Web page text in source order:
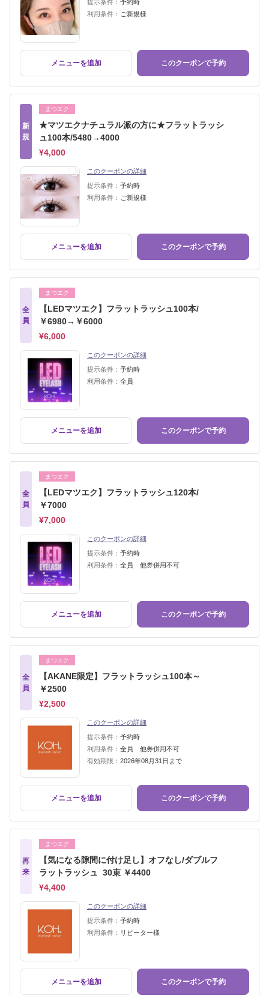
提示条件： 予約時
利用条件： ご新規様
メニューを追加 このクーポンで予約
新
規
まつエク
★マツエクナチュラル派の方に★フラットラッシ
ュ100本/5480→4000
¥4,000
このクーポンの詳細
提示条件： 予約時
利用条件： ご新規様
メニューを追加 このクーポンで予約
全
員
まつエク
【LEDマツエク】フラットラッシュ100本/
￥6980→￥6000
¥6,000
このクーポンの詳細
提示条件： 予約時
利用条件： 全員
メニューを追加 このクーポンで予約
全
員
まつエク
【LEDマツエク】フラットラッシュ120本/
￥7000
¥7,000
このクーポンの詳細
提示条件： 予約時
利用条件： 全員 他券併用不可
メニューを追加 このクーポンで予約
全
員
まつエク
【AKANE限定】フラットラッシュ100本～
￥2500
¥2,500
このクーポンの詳細
提示条件： 予約時
利用条件： 全員 他券併用不可
有効期限： 2026年08月31日まで
メニューを追加 このクーポンで予約
再
来
まつエク
【気になる隙間に付け足し】オフなし/ダブルフ
ラットラッシュ 30束 ￥4400
¥4,400
このクーポンの詳細
提示条件： 予約時
利用条件： リピーター様
メニューを追加 このクーポンで予約